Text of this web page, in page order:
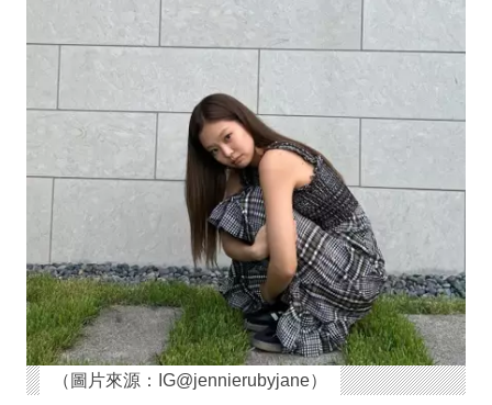
（圖片來源：IG@jennierubyjane）